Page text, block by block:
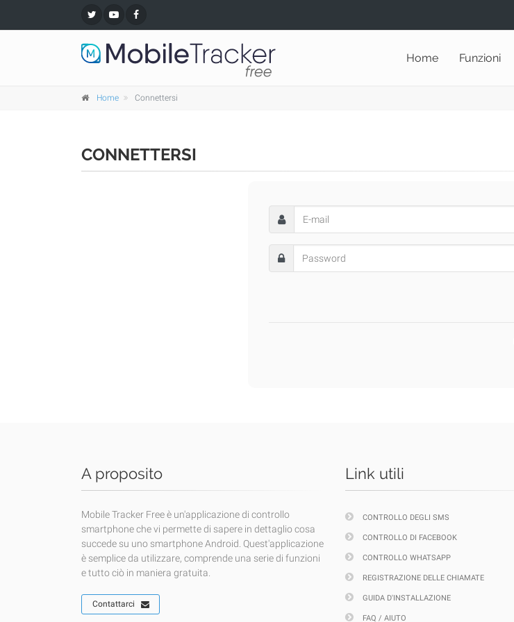
Home Funzioni
Home Connettersi
CONNETTERSI
A proposito
Mobile Tracker Free è un'applicazione di controllo
smartphone che vi permette di sapere in dettaglio cosa
succede su uno smartphone Android. Quest'applicazione
è semplice da utilizzare, comprende una serie di funzioni
e tutto ciò in maniera gratuita.
Contattarci
Link utili
CONTROLLO DEGLI SMS
CONTROLLO DI FACEBOOK
CONTROLLO WHATSAPP
REGISTRAZIONE DELLE CHIAMATE
GUIDA D'INSTALLAZIONE
FAQ / AIUTO